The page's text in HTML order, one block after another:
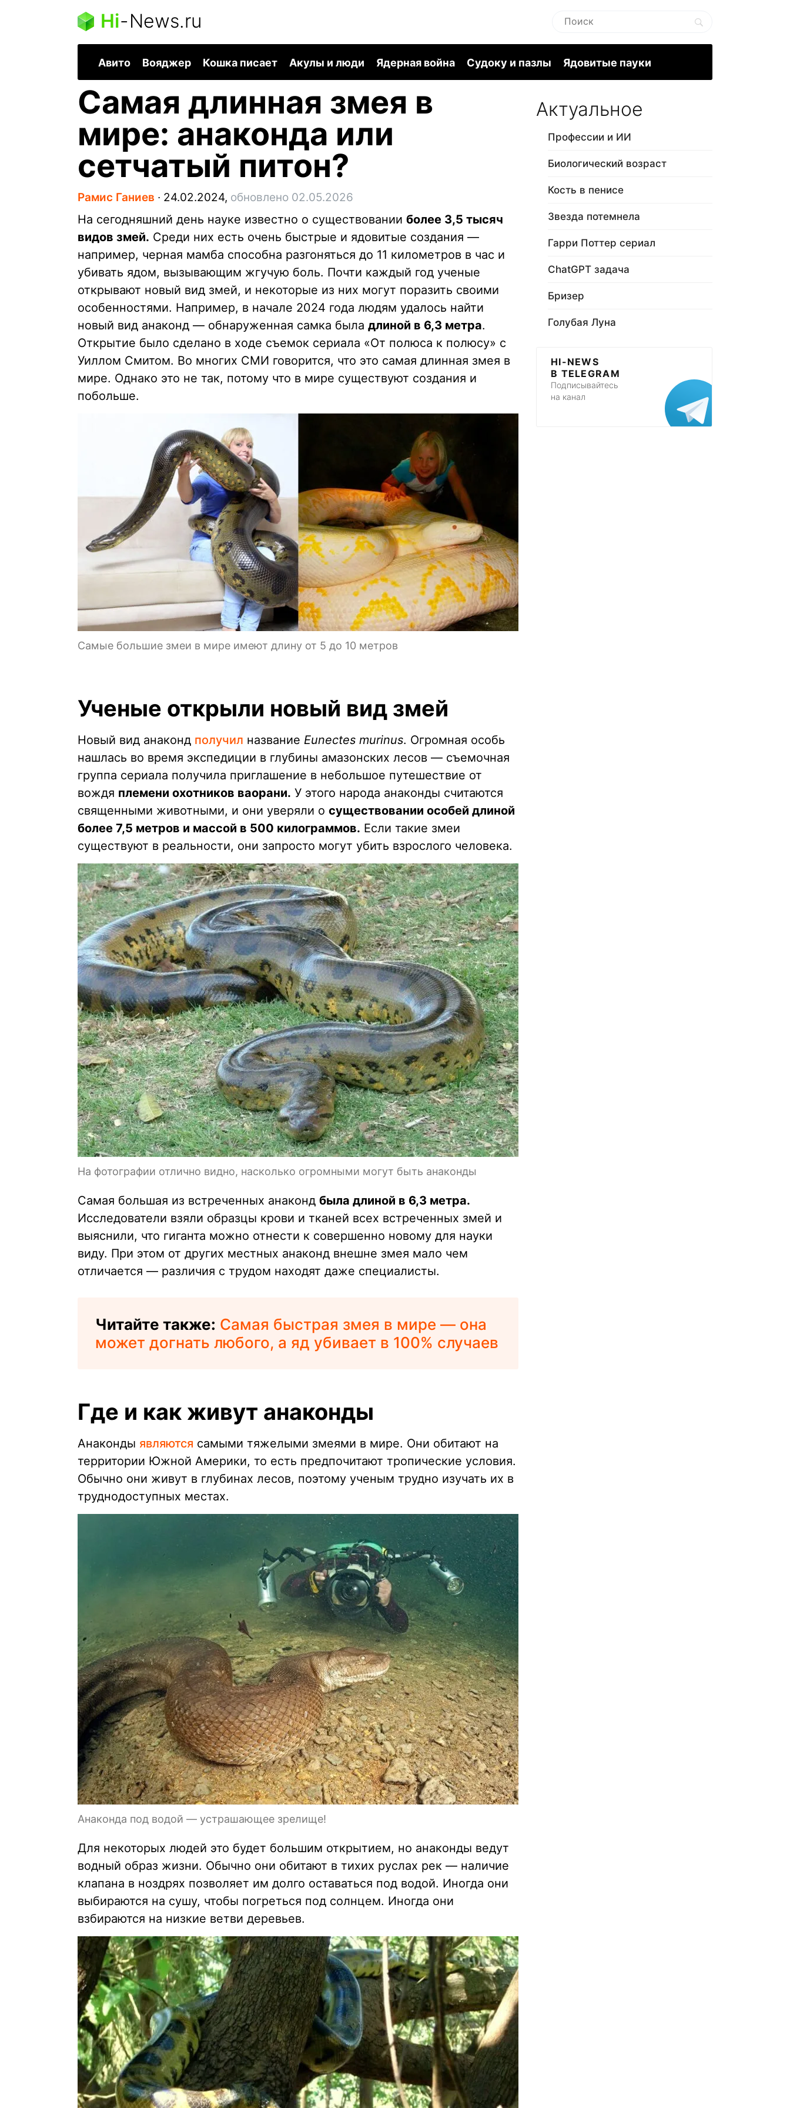
Hi-News.ru
Авито Вояджер Кошка писает Акулы и люди Ядерная война Судоку и пазлы Ядовитые пауки
Самая длинная змея в
мире: анаконда или
сетчатый питон?
Рамис Ганиев ∙ 24.02.2024, обновлено 02.05.2026
На сегодняшний день науке известно о существовании более 3,5 тысяч
видов змей. Среди них есть очень быстрые и ядовитые создания —
например, черная мамба способна разгоняться до 11 километров в час и
убивать ядом, вызывающим жгучую боль. Почти каждый год ученые
открывают новый вид змей, и некоторые из них могут поразить своими
особенностями. Например, в начале 2024 года людям удалось найти
новый вид анаконд — обнаруженная самка была длиной в 6,3 метра.
Открытие было сделано в ходе съемок сериала «От полюса к полюсу» с
Уиллом Смитом. Во многих СМИ говорится, что это самая длинная змея в
мире. Однако это не так, потому что в мире существуют создания и
побольше.
Самые большие змеи в мире имеют длину от 5 до 10 метров
Ученые открыли новый вид змей
Новый вид анаконд получил название Eunectes murinus. Огромная особь
нашлась во время экспедиции в глубины амазонских лесов — съемочная
группа сериала получила приглашение в небольшое путешествие от
вождя племени охотников ваорани. У этого народа анаконды считаются
священными животными, и они уверяли о существовании особей длиной
более 7,5 метров и массой в 500 килограммов. Если такие змеи
существуют в реальности, они запросто могут убить взрослого человека.
На фотографии отлично видно, насколько огромными могут быть анаконды
Самая большая из встреченных анаконд была длиной в 6,3 метра.
Исследователи взяли образцы крови и тканей всех встреченных змей и
выяснили, что гиганта можно отнести к совершенно новому для науки
виду. При этом от других местных анаконд внешне змея мало чем
отличается — различия с трудом находят даже специалисты.
Читайте также: Самая быстрая змея в мире — она
может догнать любого, а яд убивает в 100% случаев
Где и как живут анаконды
Анаконды являются самыми тяжелыми змеями в мире. Они обитают на
территории Южной Америки, то есть предпочитают тропические условия.
Обычно они живут в глубинах лесов, поэтому ученым трудно изучать их в
труднодоступных местах.
Анаконда под водой — устрашающее зрелище!
Для некоторых людей это будет большим открытием, но анаконды ведут
водный образ жизни. Обычно они обитают в тихих руслах рек — наличие
клапана в ноздрях позволяет им долго оставаться под водой. Иногда они
выбираются на сушу, чтобы погреться под солнцем. Иногда они
взбираются на низкие ветви деревьев.
Актуальное
Профессии и ИИ
Биологический возраст
Кость в пенисе
Звезда потемнела
Гарри Поттер сериал
ChatGPT задача
Бризер
Голубая Луна
HI-NEWS
В TELEGRAM
Подписывайтесь
на канал